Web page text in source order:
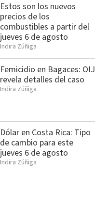
Estos son los nuevos
precios de los
combustibles a partir del
jueves 6 de agosto
Indira Zúñiga
Femicidio en Bagaces: OIJ
revela detalles del caso
Indira Zúñiga
Dólar en Costa Rica: Tipo
de cambio para este
jueves 6 de agosto
Indira Zúñiga